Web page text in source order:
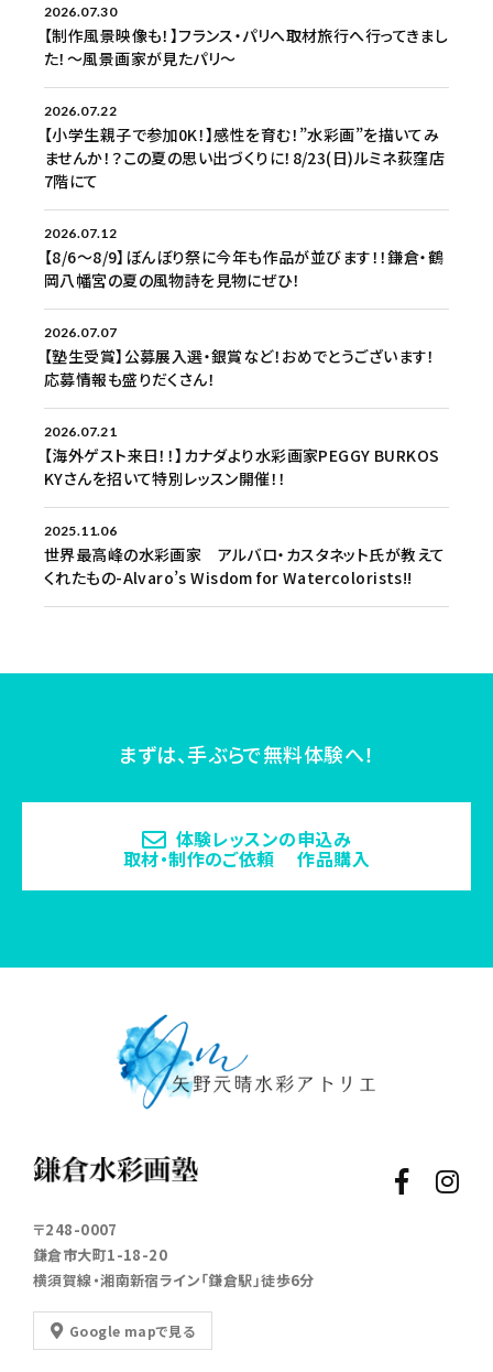
2026.07.30
【制作風景映像も！】フランス・パリへ取材旅行へ行ってきまし
た！〜風景画家が見たパリ〜
2026.07.22
【小学生親子で参加0K！】感性を育む！”水彩画”を描いてみ
ませんか！？この夏の思い出づくりに！8/23(日)ルミネ荻窪店
7階にて
2026.07.12
【8/6〜8/9】ぼんぼり祭に今年も作品が並びます！！鎌倉・鶴
岡八幡宮の夏の風物詩を見物にぜひ！
2026.07.07
【塾生受賞】公募展入選・銀賞など！おめでとうございます！
応募情報も盛りだくさん！
2026.07.21
【海外ゲスト来日！！】カナダより水彩画家PEGGY BURKOS
KYさんを招いて特別レッスン開催！！
2025.11.06
世界最高峰の水彩画家 アルバロ・カスタネット氏が教えて
くれたもの-Alvaro’s Wisdom for Watercolorists!!
まずは、手ぶらで無料体験へ！
体験レッスンの申込み
取材・制作のご依頼 作品購入
〒248-0007
鎌倉市大町1-18-20
横須賀線・湘南新宿ライン「鎌倉駅」徒歩6分
Google mapで見る